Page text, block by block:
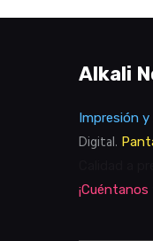
Alkali
Impresión
Digital.